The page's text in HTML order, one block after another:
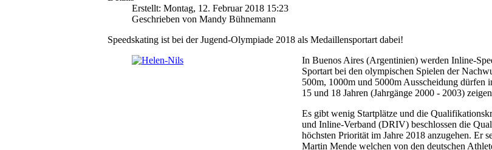
Erstellt: Montag, 12. Februar 2018 15:23
Geschrieben von Mandy Bühnemann
Speedskating ist bei der Jugend-Olympiade 2018 als Medaillensportart dabei!
In Buenos Aires (Argentinien) werden Inline-
Sportart bei den olympischen Spielen der
500m, 1000m und 5000m Ausscheidung dürfen
15 und 18 Jahren (Jahrgänge 2000 - 2003)
Es gibt wenig Startplätze und die
und Inline-Verband (DRIV) beschlossen die
höchsten Priorität im Jahre 2018 anzugehen. Er
Martin Mende welchen von den deutschen